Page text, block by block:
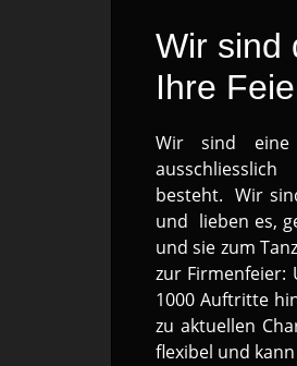
Wir sind
Ihre
Wir sind eine
besteht. Wir
und lieben es,
und sie zum
zur Firmenfeier:
1000 Auftritte
zu aktuellen
flexibel und